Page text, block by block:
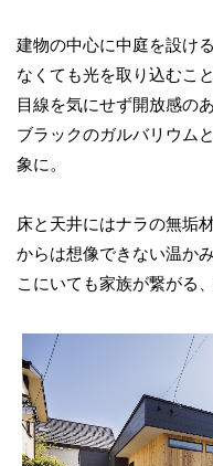
建物の中心に中庭を設け
なくても光を取り込むこ
目線を気にせず開放感の
ブラックのガルバリウム
象に。
床と天井にはナラの無垢
からは想像できない温か
こにいても家族が繋がる